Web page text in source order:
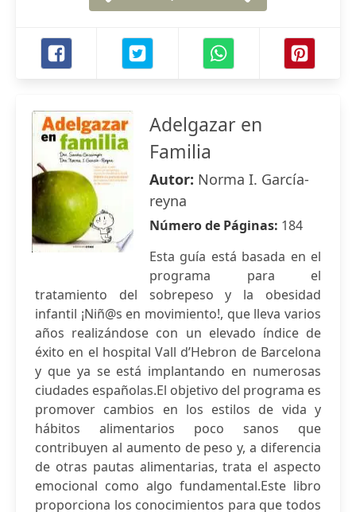
Adelgazar en
Familia
Autor: Norma I. García-
reyna
Número de Páginas: 184
Esta guía está basada en el
programa para el
tratamiento del sobrepeso y la obesidad
infantil ¡Niñ@s en movimiento!, que lleva varios
años realizándose con un elevado índice de
éxito en el hospital Vall d’Hebron de Barcelona
y que ya se está implantando en numerosas
ciudades españolas.El objetivo del programa es
promover cambios en los estilos de vida y
hábitos alimentarios poco sanos que
contribuyen al aumento de peso y, a diferencia
de otras pautas alimentarias, trata el aspecto
emocional como algo fundamental.Este libro
proporciona los conocimientos para que todos